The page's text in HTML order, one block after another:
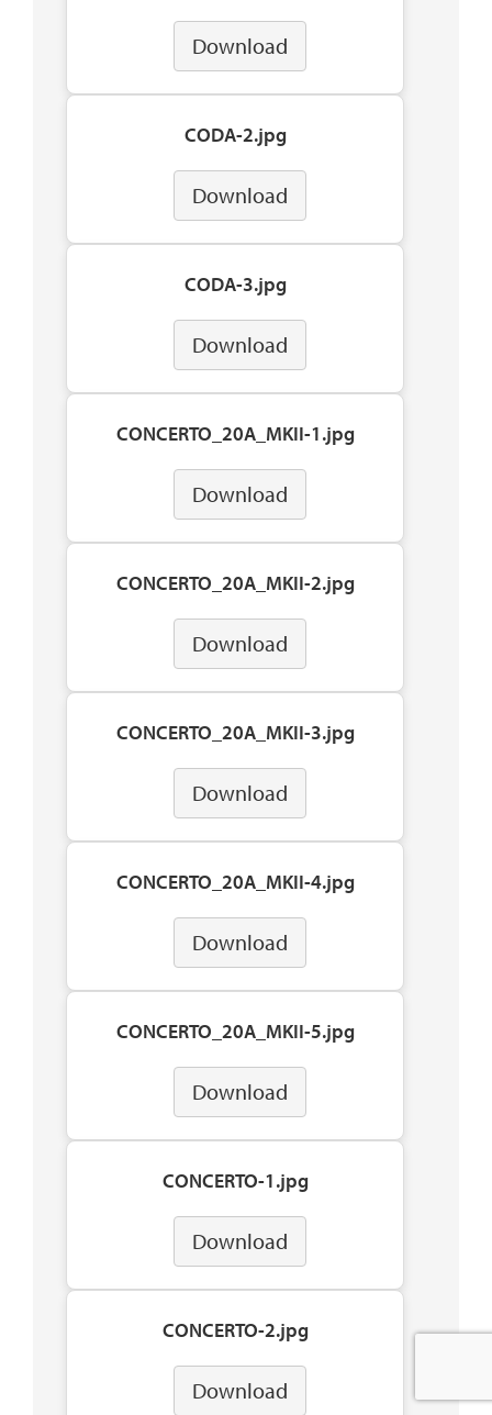
Download
CODA-2.jpg
Download
CODA-3.jpg
Download
CONCERTO_20A_MKII-1.jpg
Download
CONCERTO_20A_MKII-2.jpg
Download
CONCERTO_20A_MKII-3.jpg
Download
CONCERTO_20A_MKII-4.jpg
Download
CONCERTO_20A_MKII-5.jpg
Download
CONCERTO-1.jpg
Download
CONCERTO-2.jpg
Download